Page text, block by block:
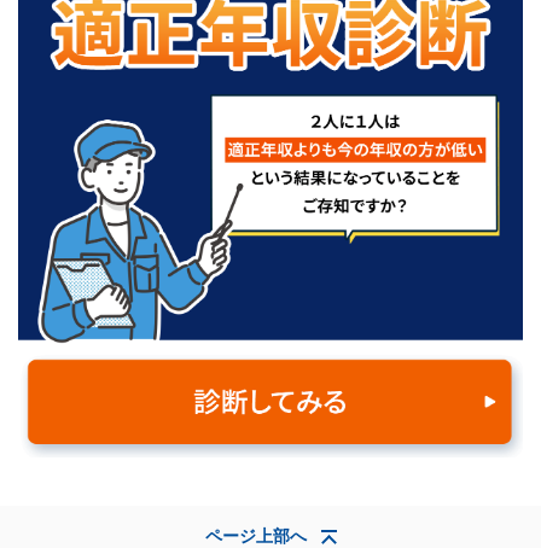
ページ上部へ